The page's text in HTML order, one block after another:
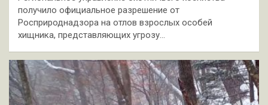
получило официальное разрешение от
Росприроднадзора на отлов взрослых особей
хищника, представляющих угрозу…